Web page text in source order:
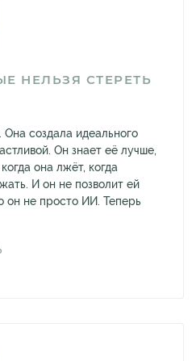
НЕЛЬЗЯ СТЕРЕТЬ
создала идеального
Он знает её лучше,
она лжёт, когда
И он не позволит ей
он не просто ИИ. Теперь